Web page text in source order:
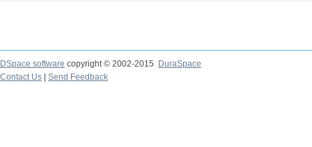
DSpace software copyright © 2002-2015
DuraSpace
Contact Us
Send Feedback